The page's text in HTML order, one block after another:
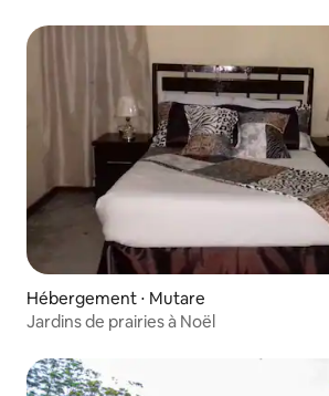
Hébergement ⋅ Mutare
Jardins de prairies à Noël